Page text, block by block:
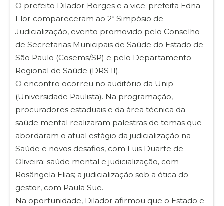
O prefeito Dilador Borges e a vice-prefeita Edna
Flor compareceram ao 2º Simpósio de
Judicialização, evento promovido pelo Conselho
de Secretarias Municipais de Saúde do Estado de
São Paulo (Cosems/SP) e pelo Departamento
Regional de Saúde (DRS II).
O encontro ocorreu no auditório da Unip
(Universidade Paulista). Na programação,
procuradores estaduais e da área técnica da
saúde mental realizaram palestras de temas que
abordaram o atual estágio da judicialização na
Saúde e novos desafios, com Luis Duarte de
Oliveira; saúde mental e judicialização, com
Rosângela Elias; a judicialização sob a ótica do
gestor, com Paula Sue.
Na oportunidade, Dilador afirmou que o Estado e